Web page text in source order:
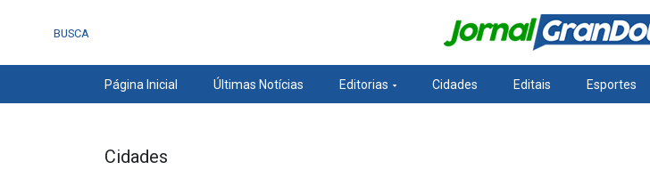
BUSCA
Página Inicial Últimas Notícias Editorias Cidades Editais Esportes
Cidades